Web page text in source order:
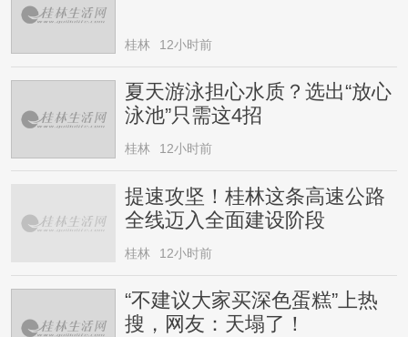
桂林 12小时前
夏天游泳担心水质？选出“放心
泳池”只需这4招
桂林 12小时前
提速攻坚！桂林这条高速公路
全线迈入全面建设阶段
桂林 12小时前
“不建议大家买深色蛋糕”上热
搜，网友：天塌了！